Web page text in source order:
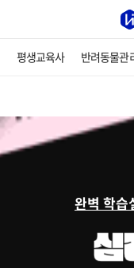
평생교육사 반려동물관
완벽 학습